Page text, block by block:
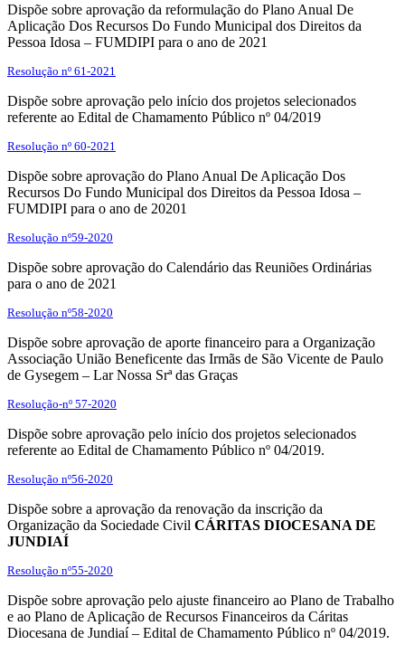
Dispõe sobre aprovação da reformulação do Plano Anual De
Aplicação Dos Recursos Do Fundo Municipal dos Direitos da
Pessoa Idosa – FUMDIPI para o ano de 2021
Resolução nº 61-2021
Dispõe sobre aprovação pelo início dos projetos selecionados
referente ao Edital de Chamamento Público nº 04/2019
Resolução nº 60-2021
Dispõe sobre aprovação do Plano Anual De Aplicação Dos
Recursos Do Fundo Municipal dos Direitos da Pessoa Idosa –
FUMDIPI para o ano de 20201
Resolução nº59-2020
Dispõe sobre aprovação do Calendário das Reuniões Ordinárias
para o ano de 2021
Resolução nº58-2020
Dispõe sobre aprovação de aporte financeiro para a Organização
Associação União Beneficente das Irmãs de São Vicente de Paulo
de Gysegem – Lar Nossa Srª das Graças
Resolução-nº 57-2020
Dispõe sobre aprovação pelo início dos projetos selecionados
referente ao Edital de Chamamento Público nº 04/2019.
Resolução nº56-2020
Dispõe sobre a aprovação da renovação da inscrição da
Organização da Sociedade Civil CÁRITAS DIOCESANA DE
JUNDIAÍ
Resolução nº55-2020
Dispõe sobre aprovação pelo ajuste financeiro ao Plano de Trabalho
e ao Plano de Aplicação de Recursos Financeiros da Cáritas
Diocesana de Jundiaí – Edital de Chamamento Público nº 04/2019.